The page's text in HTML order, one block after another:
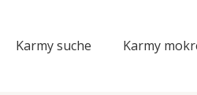
Karmy suche Karmy